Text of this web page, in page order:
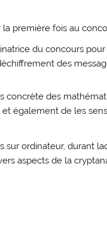
première fois au
du concours
des
concrète des
également de les
ordinateur, durant
aspects de la